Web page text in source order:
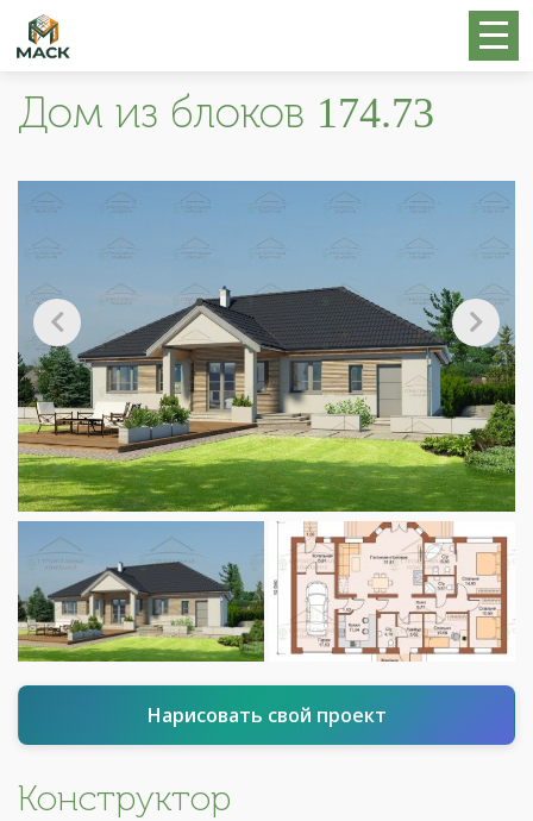
Дом из блоков 174.73
Нарисовать свой проект
Конструктор